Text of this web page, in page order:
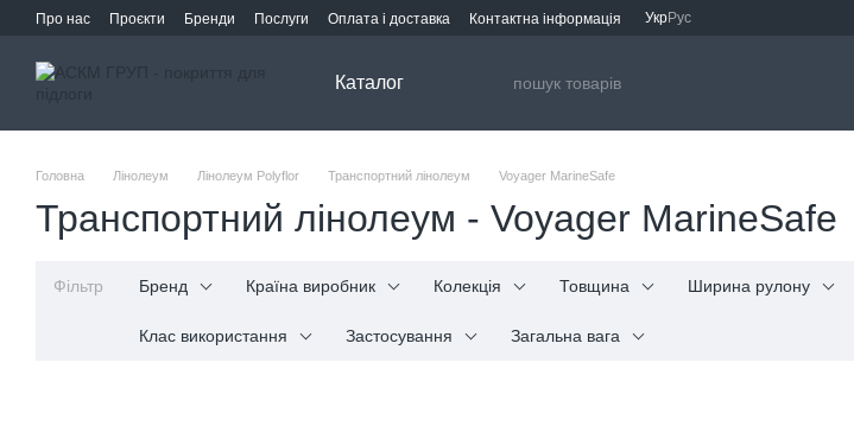
Перейти до основного контенту
Про нас Проєкти Бренди Послуги Оплата і доставка Контактна інформація УкрРус
Каталог
Головна Лінолеум Лінолеум Polyflor Транспортний лінолеум Voyager MarineSafe
Транспортний лінолеум - Voyager MarineSafe
Фільтр Бренд Країна виробник Колекція Товщина Ширина рулону
Клас використання Застосування Загальна вага